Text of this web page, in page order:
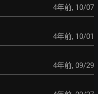
4年前, 10/07
4年前, 10/01
4年前, 09/29